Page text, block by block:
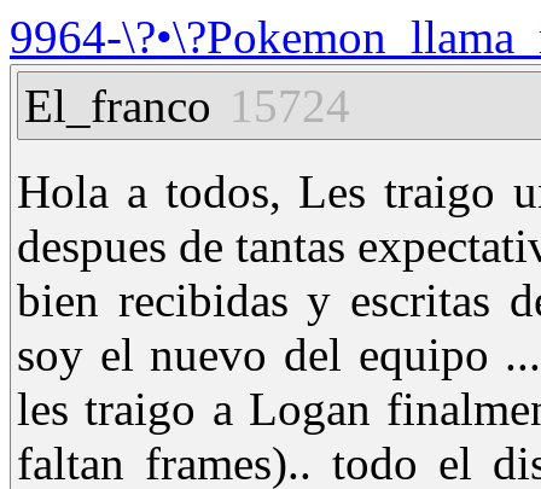
9964-
El_franco 15724
Hola a todos, Les traigo
despues de tantas
bien recibidas y escritas
soy el nuevo del equipo
les traigo a Logan
faltan frames).. todo el